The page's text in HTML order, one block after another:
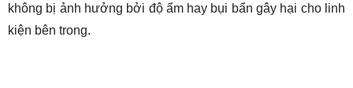
không bị ảnh hưởng bởi độ ẩm hay bụi bẩn gây hại cho linh
kiện bên trong.